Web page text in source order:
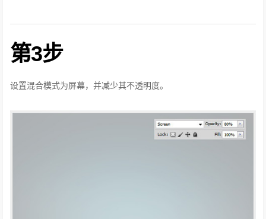
第3步
设置混合模式为屏幕，并减少其不透明度。